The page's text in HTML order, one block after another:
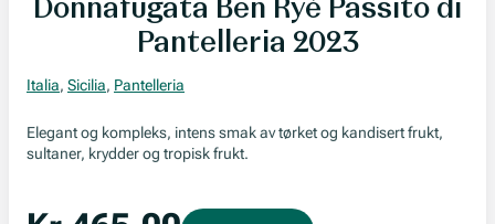
Pantelleria 2023
Italia, Sicilia, Pantelleria
Elegant og kompleks, intens smak av tørket og kandisert frukt,
sultaner, krydder og tropisk frukt.